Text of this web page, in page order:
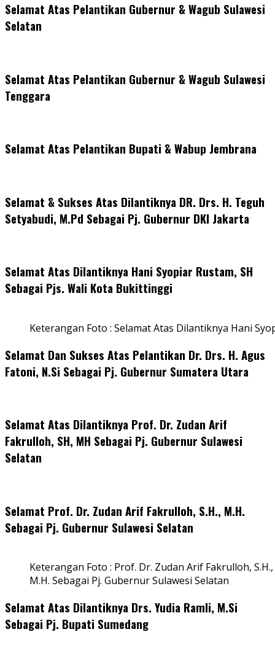
Selamat Atas Pelantikan Gubernur & Wagub Sulawesi
Selatan
Selamat Atas Pelantikan Gubernur & Wagub Sulawesi
Tenggara
Selamat Atas Pelantikan Bupati & Wabup Jembrana
Selamat & Sukses Atas Dilantiknya DR. Drs. H. Teguh
Setyabudi, M.Pd Sebagai Pj. Gubernur DKI Jakarta
Selamat Atas Dilantiknya Hani Syopiar Rustam, SH
Sebagai Pjs. Wali Kota Bukittinggi
Keterangan Foto : Selamat Atas Dilantiknya Hani
Selamat Dan Sukses Atas Pelantikan Dr. Drs. H. Agus
Fatoni, N.Si Sebagai Pj. Gubernur Sumatera Utara
Selamat Atas Dilantiknya Prof. Dr. Zudan Arif
Fakrulloh, SH, MH Sebagai Pj. Gubernur Sulawesi
Selatan
Selamat Prof. Dr. Zudan Arif Fakrulloh, S.H., M.H.
Sebagai Pj. Gubernur Sulawesi Selatan
Keterangan Foto : Prof. Dr. Zudan Arif Fakrulloh, S.H.,
M.H. Sebagai Pj. Gubernur Sulawesi Selatan
Selamat Atas Dilantiknya Drs. Yudia Ramli, M.Si
Sebagai Pj. Bupati Sumedang